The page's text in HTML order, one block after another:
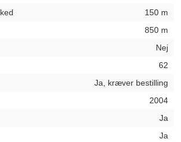
150 m
850 m
Nej
62
Ja, kræver bestilling
2004
Ja
Ja